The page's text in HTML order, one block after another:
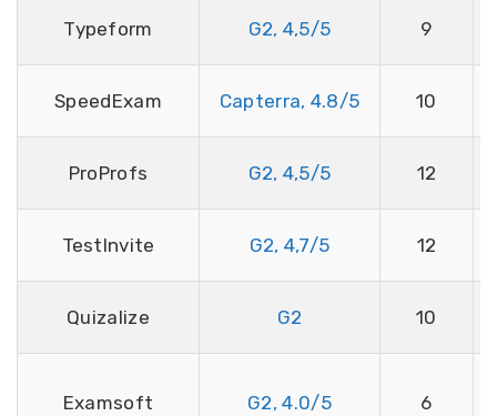
Typeform G2, 4,5/5 9
SpeedExam Capterra, 4.8/5 10
ProProfs G2, 4,5/5 12
TestInvite G2, 4,7/5 12
Quizalize G2 10
Examsoft G2, 4.0/5 6